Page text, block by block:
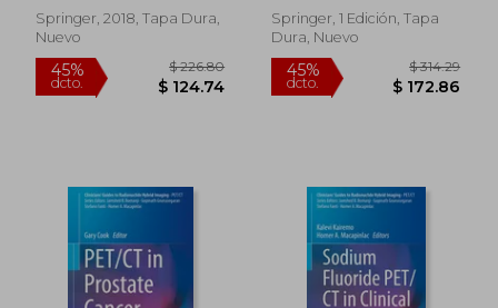
Patrick
Springer, 2018, Tapa Dura,
Nuevo
(en Inglés)
Springer, 1 Edición, Tapa
Dura, Nuevo